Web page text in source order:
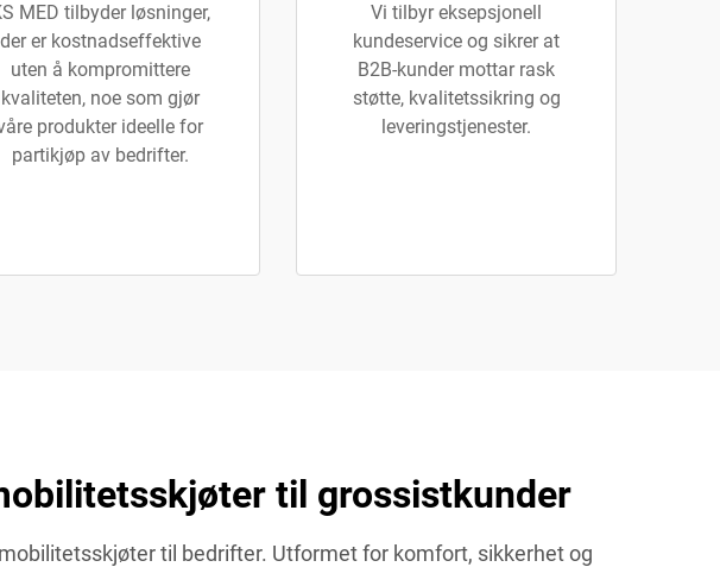
MED tilbyder løsninger,
der er kostnadseffektive
uten å kompromittere
kvaliteten, noe som gjør
produkter ideelle for
partikjøp av bedrifter.
Vi tilbyr eksepsjonell
kundeservice og sikrer at
B2B-kunder mottar rask
støtte, kvalitetssikring og
leveringstjenester.
til grossistkunder
til bedrifter. Utformet for komfort, sikkerhet og